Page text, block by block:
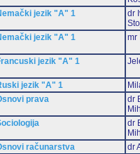
jezik "A" 1
dr
jezik "A" 1 mr
jezik "A" 1
jezik "A" 1
prava
dr
dr
računarstva
dr